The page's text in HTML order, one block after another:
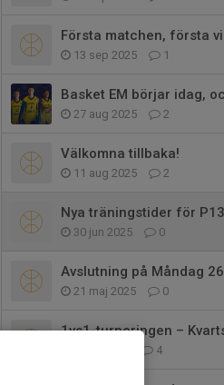
Första matchen, första
13 sep 2025 1
Basket EM börjar idag,
27 aug 2025 2
Välkomna tillbaka!
11 aug 2025 2
Nya träningstider för
30 jun 2025 0
Avslutning på Måndag
21 maj 2025 0
1vs1-turneringen –
4